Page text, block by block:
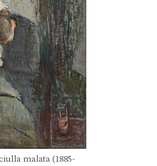
malata (1885-